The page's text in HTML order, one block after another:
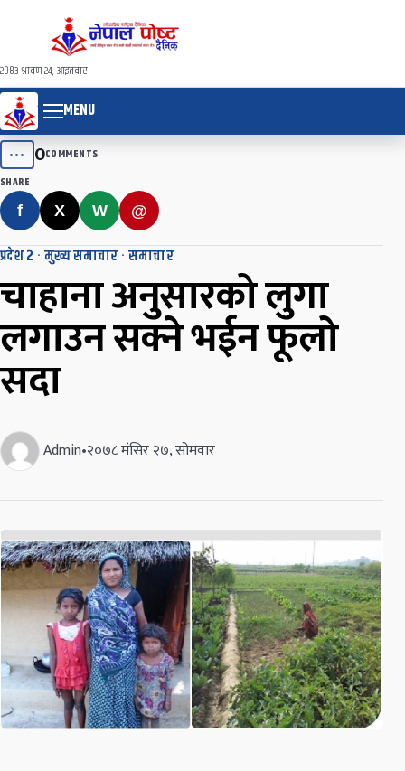
२०८३ श्रावण २४, आइतवार
MENU
••• 0COMMENTS
SHARE
f X W @
प्रदेश २ · मुख्य समाचार · समाचार
चाहाना अनुसारको लुगा
लगाउन सक्ने भईन फूलो
सदा
Admin•२०७८ मंसिर २७, सोमवार